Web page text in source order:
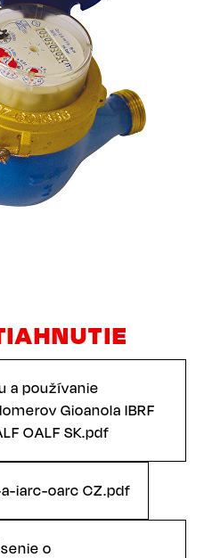
a používanie
Gioanola IBRF
OALF SK.pdf
iarc-oarc CZ.pdf
o